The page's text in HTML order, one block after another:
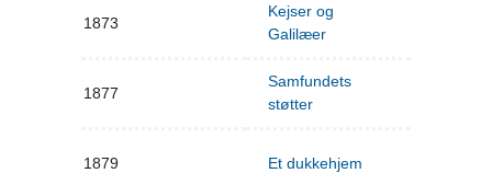
1873
Kejser og
Galilæer
1877
Samfundets
støtter
1879 Et dukkehjem